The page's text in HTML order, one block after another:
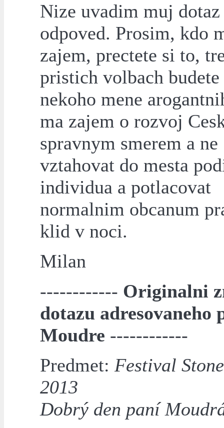
Nize uvadim muj dotaz
odpoved. Prosim, kdo
zajem, prectete si to,
pristich volbach
nekoho mene
ma zajem o rozvoj
spravnym smerem a ne
vztahovat do mesta
individua a potlacovat
normalnim obcanum
klid v noci.
Milan
------------ Originalni
dotazu adresovaneho
Moudre ------------
Predmet: Festival
2013
Dobrý den paní